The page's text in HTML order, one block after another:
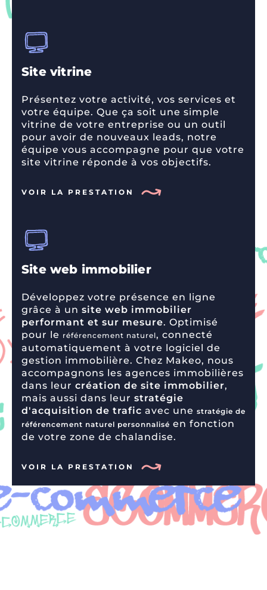
Site vitrine
Présentez votre activité, vos services et
votre équipe. Que ça soit une simple
vitrine de votre entreprise ou un outil
pour avoir de nouveaux leads, notre
équipe vous accompagne pour que votre
site vitrine réponde à vos objectifs.
VOIR LA PRESTATION
Site web immobilier
Développez votre présence en ligne
grâce à un site web immobilier
performant et sur mesure. Optimisé
pour le référencement naturel, connecté
automatiquement à votre logiciel de
gestion immobilière. Chez Makeo, nous
accompagnons les agences immobilières
dans leur création de site immobilier,
mais aussi dans leur stratégie
d'acquisition de trafic avec une stratégie de
référencement naturel personnalisé en fonction
de votre zone de chalandise.
VOIR LA PRESTATION